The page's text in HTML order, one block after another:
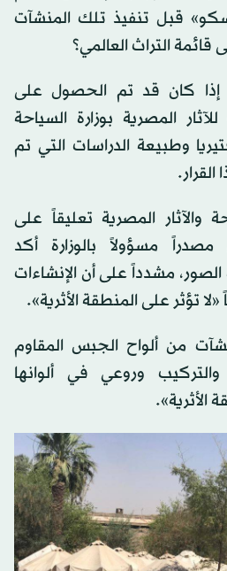
قبل تنفيذ تلك المنشآت
التراث العالمي؟
إذا كان قد تم الحصول على
المصرية بوزارة السياحة
وطبيعة الدراسات التي تم
والآثار المصرية تعليقاً على
مصدراً مسؤولاً بالوزارة أكد
مشدداً على أن الإنشاءات
تؤثر على المنطقة الأثرية».
من ألواح الجبس المقاوم
وروعي في ألوانها
الأثرية».